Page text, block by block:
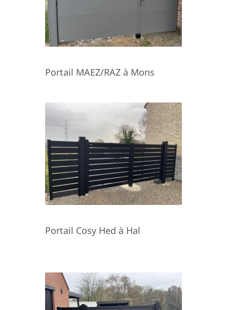
Portail MAEZ/RAZ à Mons
Portail Cosy Hed à Hal